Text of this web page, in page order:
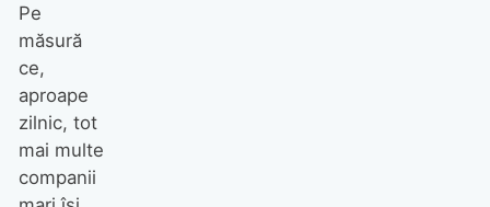
Pe
măsură
ce,
aproape
zilnic, tot
mai multe
companii